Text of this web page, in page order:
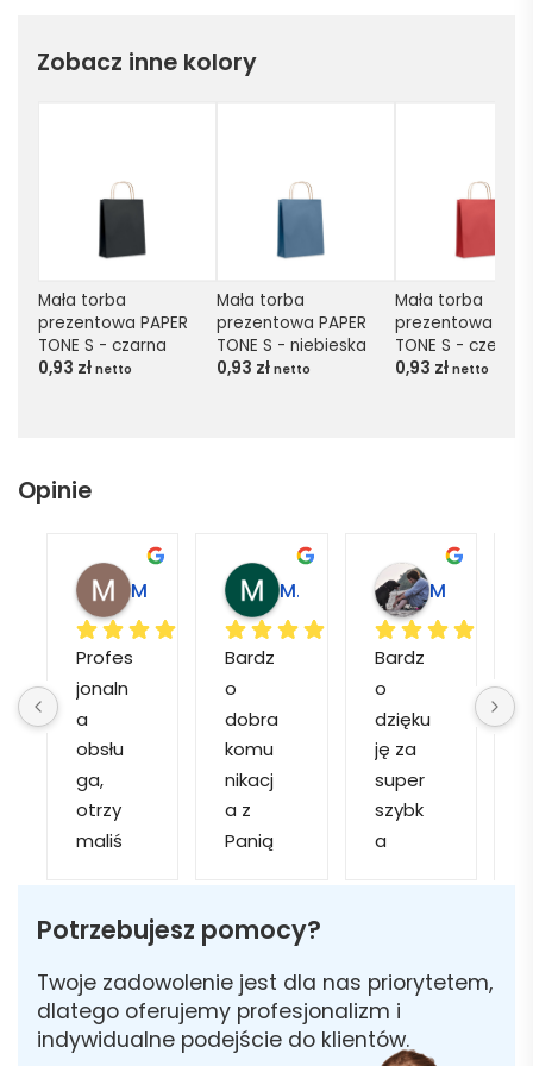
Zobacz inne kolory
Mała torba
prezentowa PAPER
TONE S - czarna
0,93 zł netto
Mała torba
prezentowa PAPER
TONE S - niebieska
0,93 zł netto
Mała torba
prezentowa
TONE S -
0,93 zł netto
Opinie
Profes
jonaln
a
obsłu
ga,
otrzy
maliś
wizuali
któryc
h
mogliś
Marcin M.
Bardz
o
dobra
komu
nikacj
a z
Panią
Szybk
realiza
cja ✅
Szybk
Bardz
o
dzięku
ję za
super
szybk
a
Został
am
poinfo
Potrzebujesz pomocy?
Twoje zadowolenie jest dla nas priorytetem,
dlatego oferujemy profesjonalizm i
indywidualne podejście do klientów.